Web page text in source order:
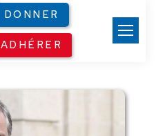
DONNER
ADHÉRER